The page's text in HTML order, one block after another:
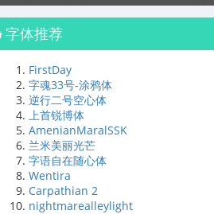
字体推荐
FirstDay
字魂33号-涂鸦体
逆行二号空心体
上首锐博体
AmenianMaralSSK
兰米美丽光芒
字语自在随心体
Wentira
Carpathian 2
nightmarealleylight